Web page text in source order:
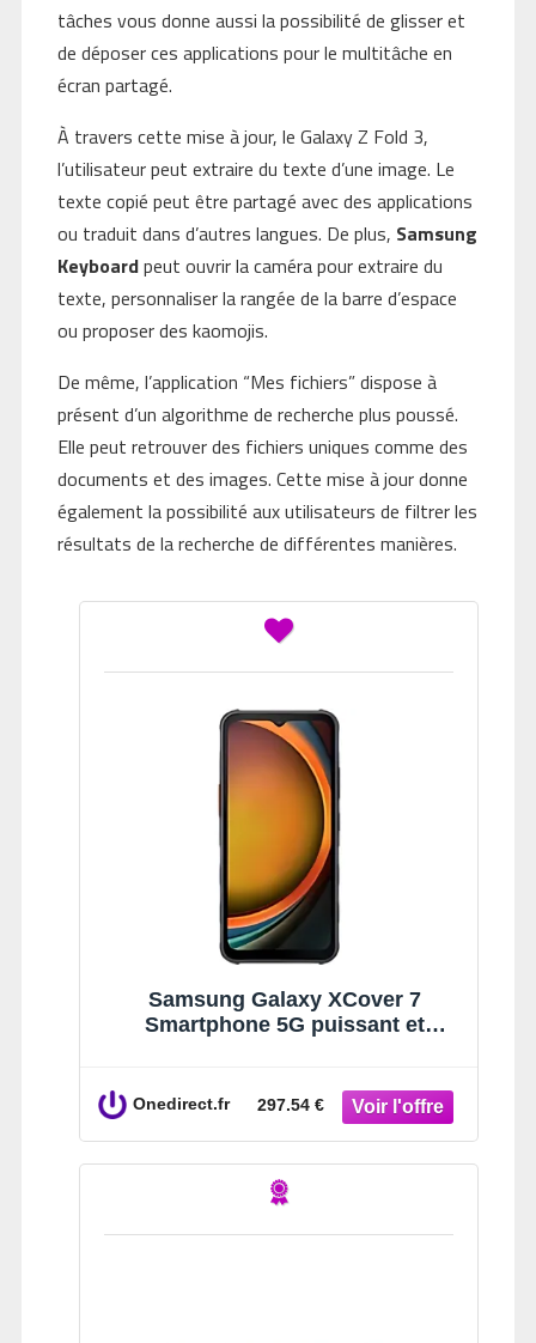
tâches vous donne aussi la possibilité de glisser et
de déposer ces applications pour le multitâche en
écran partagé.
À travers cette mise à jour, le Galaxy Z Fold 3,
l’utilisateur peut extraire du texte d’une image. Le
texte copié peut être partagé avec des applications
ou traduit dans d’autres langues. De plus, Samsung
Keyboardpeut ouvrir la caméra pour extraire du
texte, personnaliser la rangée de la barre d’espace
ou proposer des kaomojis.
De même, l’application “Mes fichiers” dispose à
présent d’un algorithme de recherche plus poussé.
Elle peut retrouver des fichiers uniques comme des
documents et des images. Cette mise à jour donne
également la possibilité aux utilisateurs de filtrer les
résultats de la recherche de différentes manières.
Samsung Galaxy XCover 7
Smartphone 5G puissant et
Onedirect.fr 297.54 €